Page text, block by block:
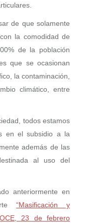
de que solamente
la comodidad de
de la población
que se ocasionan
la contaminación,
climático, entre
todos estamos
en el subsidio a la
además de las
al uso del
anteriormente en
“Masificación y
23 de febrero